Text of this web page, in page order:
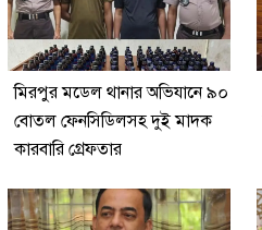
মিরপুর মডেল থানার অভিযানে ৯০
বোতল ফেনসিডিলসহ দুই মাদক
কারবারি গ্রেফতার